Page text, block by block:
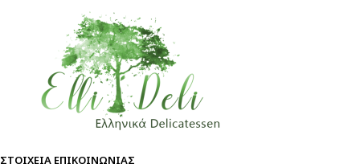
ΣΤΟΙΧΕΙΑ ΕΠΙΚΟΙΝΩΝΙΑΣ